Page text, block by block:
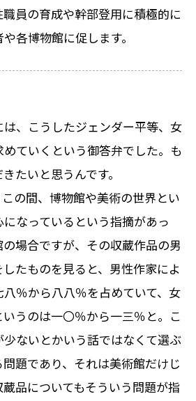
員の育成や幹部登用に積極的に
各博物館に促します。
、こうしたジェンダー平等、女
ていくという御答弁でした。も
たいと思うんです。
の間、博物館や美術の世界とい
なっているという指摘があっ
場合ですが、その収蔵作品の男
たものを見ると、男性作家によ
％から八八％を占めていて、女
うのは一〇％から一三％と。こ
ないとかいう話ではなくて選ぶ
題であり、それは美術館だけじ
品についてもそういう問題が指